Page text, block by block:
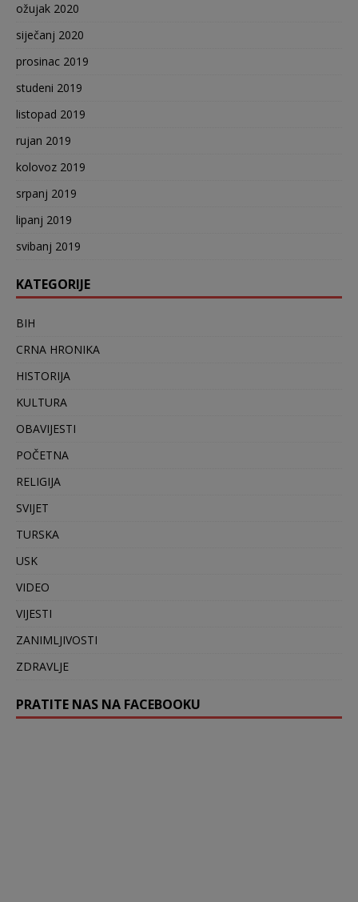
ožujak 2020
siječanj 2020
prosinac 2019
studeni 2019
listopad 2019
rujan 2019
kolovoz 2019
srpanj 2019
lipanj 2019
svibanj 2019
KATEGORIJE
BIH
CRNA HRONIKA
HISTORIJA
KULTURA
OBAVIJESTI
POČETNA
RELIGIJA
SVIJET
TURSKA
USK
VIDEO
VIJESTI
ZANIMLJIVOSTI
ZDRAVLJE
PRATITE NAS NA FACEBOOKU